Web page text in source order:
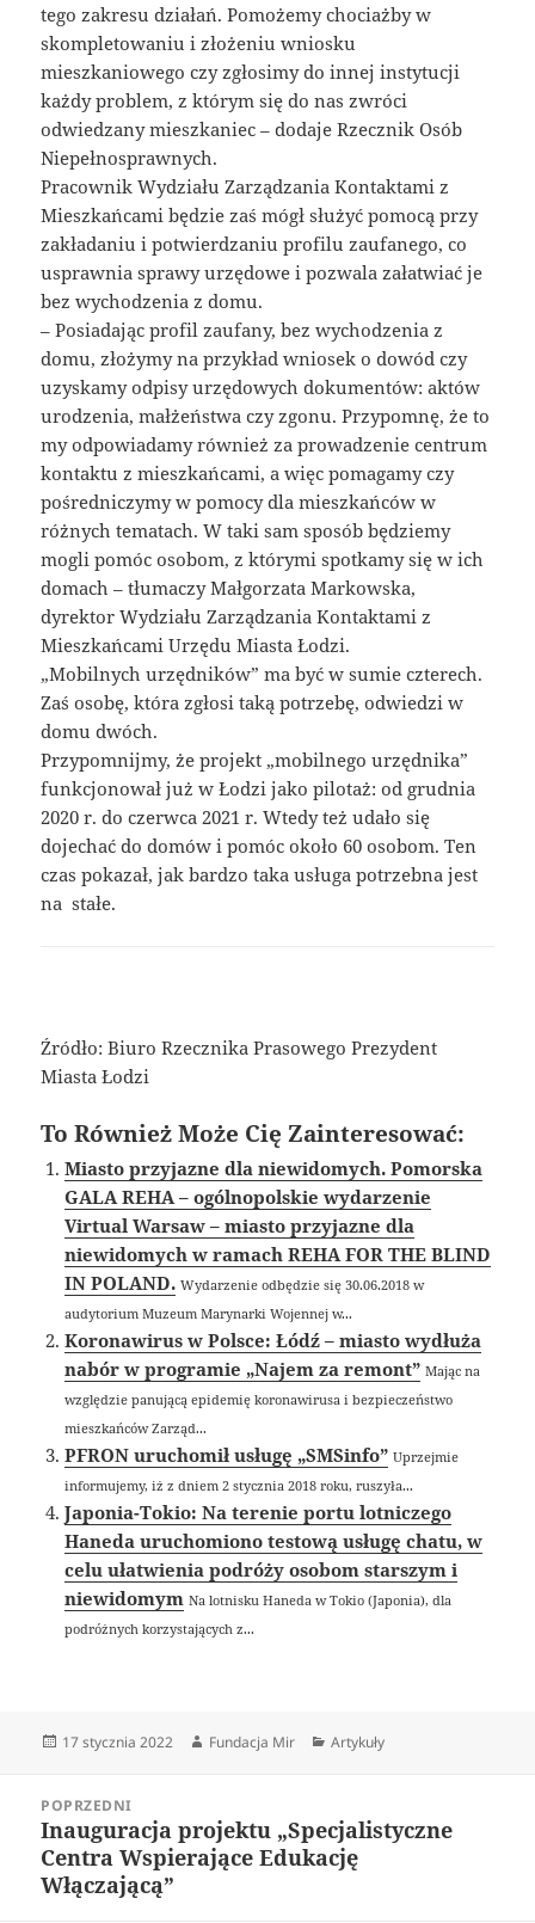
tego zakresu działań. Pomożemy chociażby w
skompletowaniu i złożeniu wniosku
mieszkaniowego czy zgłosimy do innej instytucji
każdy problem, z którym się do nas zwróci
odwiedzany mieszkaniec – dodaje Rzecznik Osób
Niepełnosprawnych.
Pracownik Wydziału Zarządzania Kontaktami z
Mieszkańcami będzie zaś mógł służyć pomocą przy
zakładaniu i potwierdzaniu profilu zaufanego, co
usprawnia sprawy urzędowe i pozwala załatwiać je
bez wychodzenia z domu.
– Posiadając profil zaufany, bez wychodzenia z
domu, złożymy na przykład wniosek o dowód czy
uzyskamy odpisy urzędowych dokumentów: aktów
urodzenia, małżeństwa czy zgonu. Przypomnę, że to
my odpowiadamy również za prowadzenie centrum
kontaktu z mieszkańcami, a więc pomagamy czy
pośredniczymy w pomocy dla mieszkańców w
różnych tematach. W taki sam sposób będziemy
mogli pomóc osobom, z którymi spotkamy się w ich
domach – tłumaczy Małgorzata Markowska,
dyrektor Wydziału Zarządzania Kontaktami z
Mieszkańcami Urzędu Miasta Łodzi.
„Mobilnych urzędników” ma być w sumie czterech.
Zaś osobę, która zgłosi taką potrzebę, odwiedzi w
domu dwóch.
Przypomnijmy, że projekt „mobilnego urzędnika”
funkcjonował już w Łodzi jako pilotaż: od grudnia
2020 r. do czerwca 2021 r. Wtedy też udało się
dojechać do domów i pomóc około 60 osobom. Ten
czas pokazał, jak bardzo taka usługa potrzebna jest
na stałe.
Źródło: Biuro Rzecznika Prasowego Prezydent
Miasta Łodzi
To Również Może Cię Zainteresować:
Miasto przyjazne dla niewidomych. Pomorska
GALA REHA – ogólnopolskie wydarzenie
Virtual Warsaw – miasto przyjazne dla
niewidomych w ramach REHA FOR THE BLIND
IN POLAND. Wydarzenie odbędzie się 30.06.2018 w
audytorium Muzeum Marynarki Wojennej w...
Koronawirus w Polsce: Łódź – miasto wydłuża
nabór w programie „Najem za remont” Mając na
względzie panującą epidemię koronawirusa i bezpieczeństwo
mieszkańców Zarząd...
PFRON uruchomił usługę „SMSinfo” Uprzejmie
informujemy, iż z dniem 2 stycznia 2018 roku, ruszyła...
Japonia-Tokio: Na terenie portu lotniczego
Haneda uruchomiono testową usługę chatu, w
celu ułatwienia podróży osobom starszym i
niewidomym Na lotnisku Haneda w Tokio (Japonia), dla
podróżnych korzystających z...
Data
17 stycznia 2022 Autor
Fundacja Mir Kategorie
Artykuły
wpisuPOPRZEDNI
Poprzedni
wpis:
Inauguracja projektu „Specjalistyczne
Centra Wspierające Edukację
Włączającą”